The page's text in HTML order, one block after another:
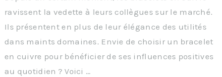
ravissent la vedette à leurs collègues sur le marché.
Ils présentent en plus de leur élégance des utilités
dans maints domaines. Envie de choisir un bracelet
en cuivre pour bénéficier de ses influences positives
au quotidien ? Voici …